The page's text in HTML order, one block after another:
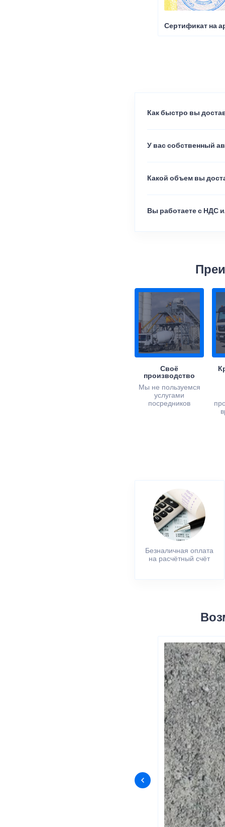
Сертификат на
Как быстро вы
У вас собственный
Какой объем вы
Вы работаете с НДС
Своё
производство
Мы не пользуемся
услугами
посредников
Безналичная оплата
на расчётный счёт